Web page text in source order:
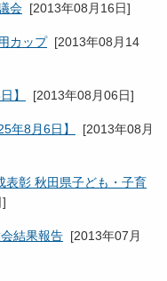
会 [2013年08月16日]
カップ[2013年08月14
】 [2013年08月06日]
年8月6日】 [2013年08月
表彰 秋田県子ども・子育
]
結果報告 [2013年07月